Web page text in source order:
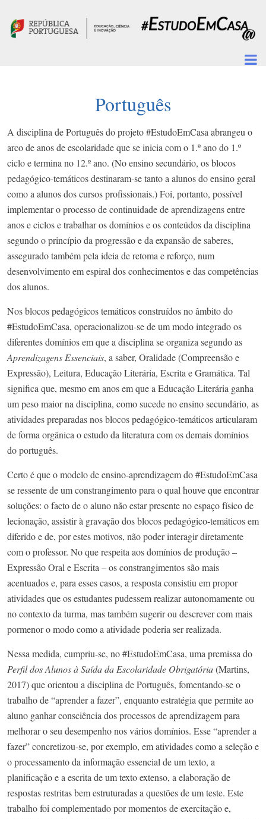
Português
A disciplina de Português do projeto #EstudoEmCasa abrangeu o
arco de anos de escolaridade que se inicia com o 1.º ano do 1.º
ciclo e termina no 12.º ano. (No ensino secundário, os blocos
pedagógico-temáticos destinaram-se tanto a alunos do ensino geral
como a alunos dos cursos profissionais.) Foi, portanto, possível
implementar o processo de continuidade de aprendizagens entre
anos e ciclos e trabalhar os domínios e os conteúdos da disciplina
segundo o princípio da progressão e da expansão de saberes,
assegurado também pela ideia de retoma e reforço, num
desenvolvimento em espiral dos conhecimentos e das competências
dos alunos.
Nos blocos pedagógicos temáticos construídos no âmbito do
#EstudoEmCasa, operacionalizou-se de um modo integrado os
diferentes domínios em que a disciplina se organiza segundo as
Aprendizagens Essenciais, a saber, Oralidade (Compreensão e
Expressão), Leitura, Educação Literária, Escrita e Gramática. Tal
significa que, mesmo em anos em que a Educação Literária ganha
um peso maior na disciplina, como sucede no ensino secundário, as
atividades preparadas nos blocos pedagógico-temáticos articularam
de forma orgânica o estudo da literatura com os demais domínios
do português.
Certo é que o modelo de ensino-aprendizagem do #EstudoEmCasa
se ressente de um constrangimento para o qual houve que encontrar
soluções: o facto de o aluno não estar presente no espaço físico de
lecionação, assistir à gravação dos blocos pedagógico-temáticos em
diferido e de, por estes motivos, não poder interagir diretamente
com o professor. No que respeita aos domínios de produção –
Expressão Oral e Escrita – os constrangimentos são mais
acentuados e, para esses casos, a resposta consistiu em propor
atividades que os estudantes pudessem realizar autonomamente ou
no contexto da turma, mas também sugerir ou descrever com mais
pormenor o modo como a atividade poderia ser realizada.
Nessa medida, cumpriu-se, no #EstudoEmCasa, uma premissa do
Perfil dos Alunos à Saída da Escolaridade Obrigatória(Martins,
2017) que orientou a disciplina de Português, fomentando-se o
trabalho de “aprender a fazer”, enquanto estratégia que permite ao
aluno ganhar consciência dos processos de aprendizagem para
melhorar o seu desempenho nos vários domínios. Esse “aprender a
fazer” concretizou-se, por exemplo, em atividades como a seleção e
o processamento da informação essencial de um texto, a
planificação e a escrita de um texto extenso, a elaboração de
respostas restritas bem estruturadas a questões de um teste. Este
trabalho foi complementado por momentos de exercitação e,